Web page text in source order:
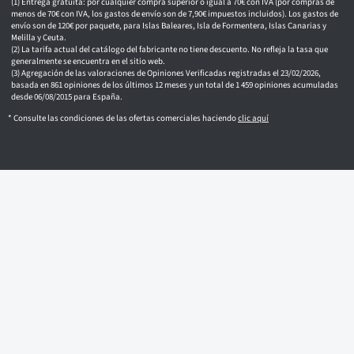
omenos de 70€ con IVA, los gastos de envío son de 7,90€ impuestos incluidos). Los gastos de
envío son de 120€ por paquete, para Islas Baleares, Isla de Formentera, Islas Canarias y
Melilla y Ceuta.
La tarifa actual del catálogo del fabricante no tiene descuento. No refleja la tasa que
generalmente se encuentra en el sitio web.
Agregación de las valoraciones de Opiniones Verificadas registradas el 23/02/2026,
basada en 861 opiniones de los últimos 12 meses y un total de 1 459 opiniones acumuladas
desde 06/08/2015 para España.
* Consulte las condiciones de las ofertas comerciales haciendoclic aquí